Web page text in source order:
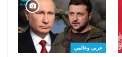
عربي وعالمي